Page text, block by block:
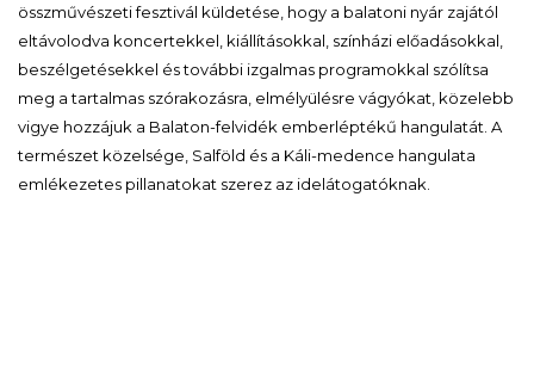
összművészeti fesztivál küldetése, hogy a balatoni nyár zajától
eltávolodva koncertekkel, kiállításokkal, színházi előadásokkal,
beszélgetésekkel és további izgalmas programokkal szólítsa
meg a tartalmas szórakozásra, elmélyülésre vágyókat, közelebb
vigye hozzájuk a Balaton-felvidék emberléptékű hangulatát. A
természet közelsége, Salföld és a Káli-medence hangulata
emlékezetes pillanatokat szerez az idelátogatóknak.